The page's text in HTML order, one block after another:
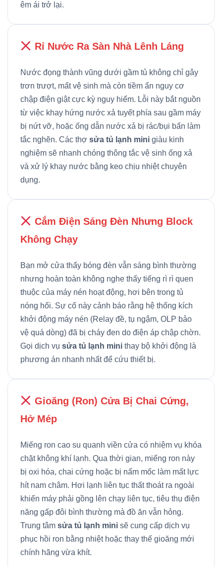
êm ái trở lại.
Rỉ Nước Ra Sàn Nhà Lênh Láng
Nước đọng thành vũng dưới gầm tủ không chỉ gây
trơn trượt, mất vệ sinh mà còn tiềm ẩn nguy cơ
chập điện giật cực kỳ nguy hiểm. Lỗi này bắt nguồn
từ việc khay hứng nước xả tuyết phía sau gầm máy
bị nứt vỡ, hoặc ống dẫn nước xả bị rác/bụi bẩn làm
tắc nghẽn. Các thợ sửa tủ lạnh mini giàu kinh
nghiệm sẽ nhanh chóng thông tắc vệ sinh ống xả
và xử lý khay nước bằng keo chịu nhiệt chuyên
dụng.
Cắm Điện Sáng Đèn Nhưng Block
Không Chạy
Bạn mở cửa thấy bóng đèn vẫn sáng bình thường
nhưng hoàn toàn không nghe thấy tiếng rì rì quen
thuộc của máy nén hoạt động, hơi bên trong tủ
nóng hổi. Sự cố này cảnh báo rằng hệ thống kích
khởi động máy nén (Relay đề, tụ ngậm, OLP bảo
vệ quá dòng) đã bị cháy đen do điện áp chập chờn.
Gọi dịch vụ sửa tủ lạnh mini thay bộ khởi động là
phương án nhanh nhất để cứu thiết bị.
Gioăng (Ron) Cửa Bị Chai Cứng,
Hở Mép
Miếng ron cao su quanh viền cửa có nhiệm vụ khóa
chặt không khí lạnh. Qua thời gian, miếng ron này
bị oxi hóa, chai cứng hoặc bị nấm mốc làm mất lực
hít nam châm. Hơi lạnh liên tục thất thoát ra ngoài
khiến máy phải gồng lên chạy liên tục, tiêu thụ điện
năng gấp đôi bình thường mà đồ ăn vẫn hỏng.
Trung tâm sửa tủ lạnh mini sẽ cung cấp dịch vụ
phục hồi ron bằng nhiệt hoặc thay thế gioăng mới
chính hãng vừa khít.